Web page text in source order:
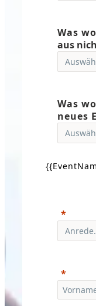
Was
aus
Was
neues